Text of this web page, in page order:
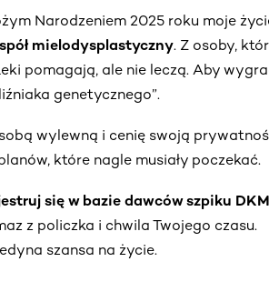
Narodzeniem 2025 roku moje
mielodysplastyczny. Z osoby,
pomagają, ale nie leczą. Aby
genetycznego”.
wylewną i cenię swoją
które nagle musiały poczekać.
się w bazie dawców szpiku
z policzka i chwila Twojego czasu.
szansa na życie.